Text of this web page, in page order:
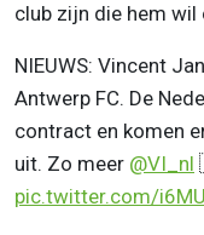
club zijn die hem wil
NIEUWS: Vincent
Antwerp FC. De
contract en komen
uit. Zo meer @VI_nl
pic.twitter.com/